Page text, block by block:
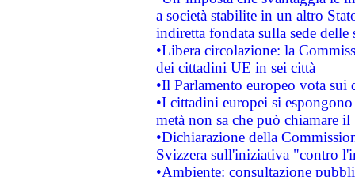
a società stabilite in un altro
indiretta fondata sulla sede delle
•Libera circolazione: la
dei cittadini UE in sei città
•Il Parlamento europeo vota sui
•I cittadini europei si
metà non sa che può chiamare
•Dichiarazione della
Svizzera sull'iniziativa "contro
•Ambiente: consultazione